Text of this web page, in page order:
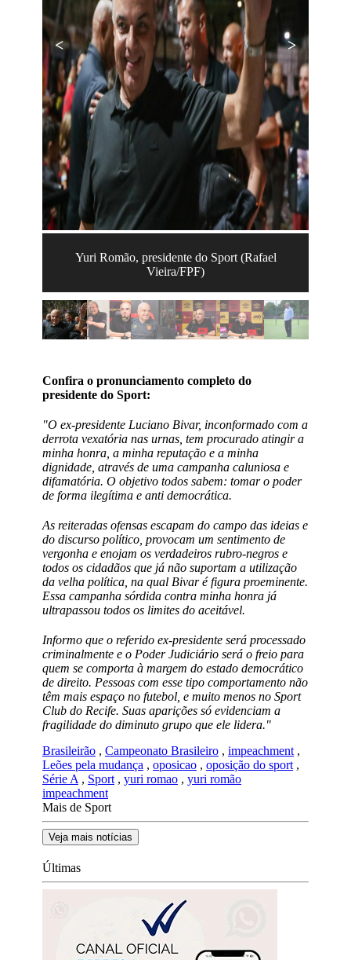
< >
Yuri Romão, presidente do Sport (Rafael
Vieira/FPF)
Confira o pronunciamento completo do
presidente do Sport:
"O ex-presidente Luciano Bivar, inconformado com a
derrota vexatória nas urnas, tem procurado atingir a
minha honra, a minha reputação e a minha
dignidade, através de uma campanha caluniosa e
difamatória. O objetivo todos sabem: tomar o poder
de forma ilegítima e anti democrática.
As reiteradas ofensas escapam do campo das ideias e
do discurso político, provocam um sentimento de
vergonha e enojam os verdadeiros rubro-negros e
todos os cidadãos que já não suportam a utilização
da velha política, na qual Bivar é figura proeminente.
Essa campanha sórdida contra minha honra já
ultrapassou todos os limites do aceitável.
Informo que o referido ex-presidente será processado
criminalmente e o Poder Judiciário será o freio para
quem se comporta à margem do estado democrático
de direito. Pessoas com esse tipo comportamento não
têm mais espaço no futebol, e muito menos no Sport
Club do Recife. Suas aparições só evidenciam a
fragilidade do diminuto grupo que ele lidera."
Brasileirão , Campeonato Brasileiro , impeachment ,
Leões pela mudança , oposicao , oposição do sport ,
Série A , Sport , yuri romao , yuri romão
impeachment
Mais de Sport
Veja mais notícias
Últimas